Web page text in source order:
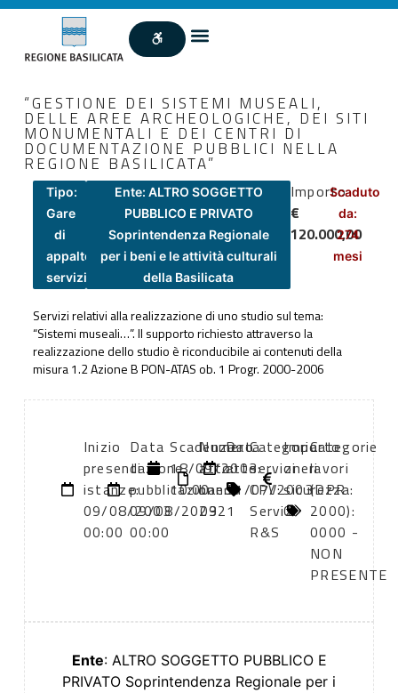
“GESTIONE DEI SISTEMI MUSEALI,
DELLE AREE ARCHEOLOGICHE, DEI SITI
MONUMENTALI E DEI CENTRI DI
DOCUMENTAZIONE PUBBLICI NELLA
REGIONE BASILICATA”
Tipo:
Gare
di
appalto
servizi
Ente: ALTRO SOGGETTO
PUBBLICO E PRIVATO
Soprintendenza Regionale
per i beni e le attività culturali
della Basilicata
Importo
€
120.000,00
Scaduto
da:
274
mesi
Servizi relativi alla realizzazione di uno studio sul tema:
“Sistemi museali…”. Il supporto richiesto attraverso la
realizzazione dello studio è riconducibile ai contenuti della
misura 1.2 Azione B PON-ATAS ob. 1 Progr. 2000-2006
Inizio
presentazione
istanze:
09/08/2003
00:00
Data
di
pubblicazione:
09/08/2003
00:00
Scadenza:
18/09/2003
10:00
Numero
atto:
bando
2921
Data
atto:
31/07/2003
Categoria
servizi
CPV:
Servizi
R&S
Importo
oneri
sicurezza:
0
Categorie
lavori
(DPR
2000):
0000 -
NON
PRESENTE
Ente: ALTRO SOGGETTO PUBBLICO E
PRIVATO Soprintendenza Regionale per i